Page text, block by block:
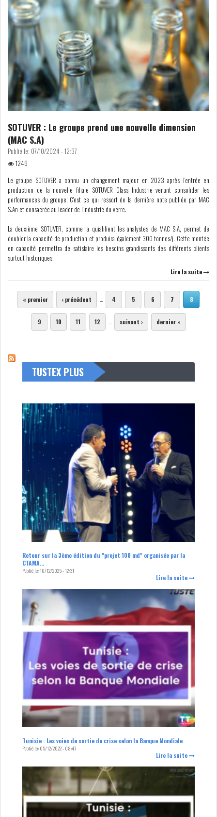
SOTUVER : Le groupe prend une nouvelle dimension
(MAC S.A)
Publié le: 07/10/2024 - 12:37
1246
Le groupe SOTUVER a connu un changement majeur en 2023 après l’entrée en
production de la nouvelle filiale SOTUVER Glass Industrie venant consolider les
performances du groupe. C'est ce qui ressort de la dernière note publiée par MAC
S.An et consacrée au leader de l'industrie du verre.
La deuxième SOTUVER, comme la quialifient les analystes de MAC S.A, permet de
doubler la capacité de production et produira également 300 tonnes/j. Cette montée
en capacité permettra de satisfaire les besoins grandissants des différents clients
surtout historiques.
Lire la suite
Pages
« premier ‹ précédent … 4 5 6 7 8
9 10 11 12 … suivant › dernier »
TUSTEX PLUS
Retour sur la 3ème édition du "projet 100 md" organisée par la
CTAMA...
Publié le:10/12/2025 - 12:31
Lire la suite
Tunisie : Les voies de sortie de crise selon la Banque Mondiale
Publié le:05/12/2022 - 08:47
Lire la suite